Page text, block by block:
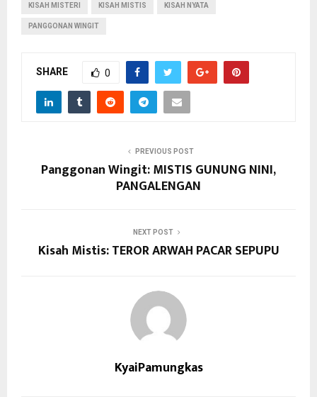
KISAH MISTERI KISAH MISTIS KISAH NYATA
PANGGONAN WINGIT
SHARE 0
PREVIOUS POST
Panggonan Wingit: MISTIS GUNUNG NINI,
PANGALENGAN
NEXT POST
Kisah Mistis: TEROR ARWAH PACAR SEPUPU
KyaiPamungkas